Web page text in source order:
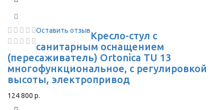
Оставить отзывКресло-стул с
санитарным оснащением
(пересаживатель) Ortonica TU 13
многофункциональное, с регулировкой
высоты, электропривод
124 800 р.